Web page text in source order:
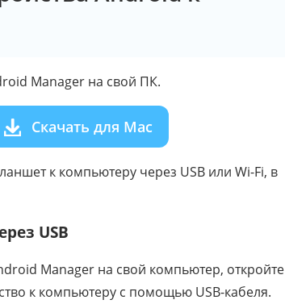
Manager на свой ПК.
Скачать для Mac
к компьютеру через USB или Wi-Fi, в
USB
Manager на свой компьютер, откройте
к компьютеру с помощью USB-кабеля.